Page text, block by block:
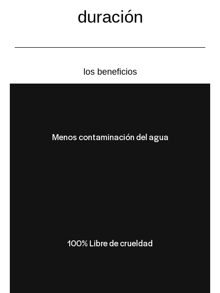
duración
los beneficios
Menos contaminación del agua
100% Libre de crueldad